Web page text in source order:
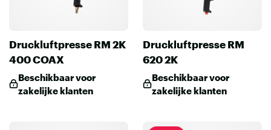
Druckluftpresse RM 2K
400 COAX
Beschikbaar voor
zakelijke klanten
Druckluftpresse RM
620 2K
Beschikbaar voor
zakelijke klanten